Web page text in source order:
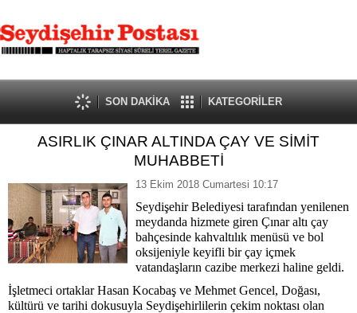
SON DAKİKA KATEGORİLER
ASIRLIK ÇINAR ALTINDA ÇAY VE SİMİT
MUHABBETİ
13 Ekim 2018 Cumartesi 10:17
Seydişehir Belediyesi tarafından yenilenen
meydanda hizmete giren Çınar altı çay
bahçesinde kahvaltılık menüsü ve bol
oksijeniyle keyifli bir çay içmek
vatandaşların cazibe merkezi haline geldi.
İşletmeci ortaklar Hasan Kocabaş ve Mehmet Gencel, Doğası,
kültürü ve tarihi dokusuyla Seydişehirlilerin çekim noktası olan